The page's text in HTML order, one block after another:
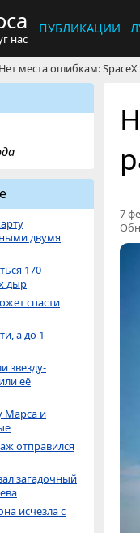
нас
ПУБЛИКАЦИИ
Нет места ошибкам: SpaceX
7
двумя
170
дыр
спасти
а до 1
звезду-
её
Марса и
отправился
загадочный
исчезла с